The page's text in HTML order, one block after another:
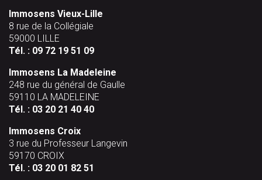
Immosens Vieux-Lille
8 rue de la Collégiale
59000 LILLE
Tél. : 09 72 19 51 09
Immosens La Madeleine
248 rue du général de Gaulle
59110 LA MADELEINE
Tél. : 03 20 21 40 40
Immosens Croix
3 rue du Professeur Langevin
59170 CROIX
Tél. : 03 20 01 82 51